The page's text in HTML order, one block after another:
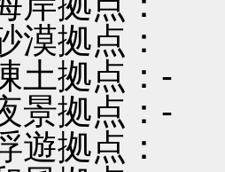
拠点：
拠点：-
拠点：-
拠点：